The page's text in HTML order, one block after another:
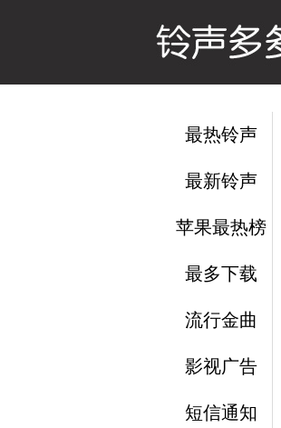
最热铃声
最新铃声
苹果最热榜
最多下载
流行金曲
影视广告
短信通知